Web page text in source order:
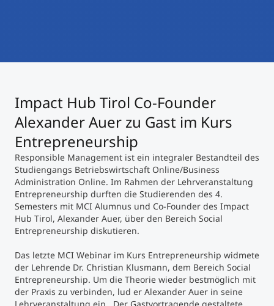
Study Finder Bachelor/Master
Masterclasses
Management-Seminare
Technische Weiterbildung
Maßgeschneiderte Programme
Studienberatung
Impact Hub Tirol Co-Founder
Alexander Auer zu Gast im Kurs
Entrepreneurship
Responsible Management ist ein integraler Bestandteil des
Studiengangs Betriebswirtschaft Online/Business
Administration Online. Im Rahmen der Lehrveranstaltung
Entrepreneurship durften die Studierenden des 4.
Semesters mit MCI Alumnus und Co-Founder des Impact
Hub Tirol, Alexander Auer, über den Bereich Social
Entrepreneurship diskutieren.
Das letzte MCI Webinar im Kurs Entrepreneurship widmete
der Lehrende Dr. Christian Klusmann, dem Bereich Social
Entrepreneurship. Um die Theorie wieder bestmöglich mit
der Praxis zu verbinden, lud er Alexander Auer in seine